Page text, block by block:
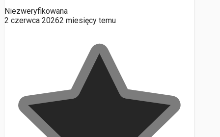
Niezweryfikowana
2 czerwca 20262 miesięcy temu